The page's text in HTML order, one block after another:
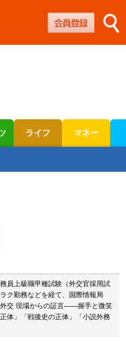
ライフ マネー
員上級職甲種試験（外交官採用試
ク勤務などを経て、国際情報局
外交 現場からの証言――握手と微笑
体」「戦後史の正体」「小説外務